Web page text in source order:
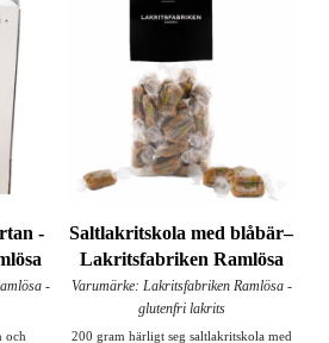
-
-
och
Saltlakritskola med blåbär–
Lakritsfabriken Ramlösa
Varumärke: Lakritsfabriken Ramlösa -
glutenfri lakrits
200 gram härligt seg saltlakritskola med